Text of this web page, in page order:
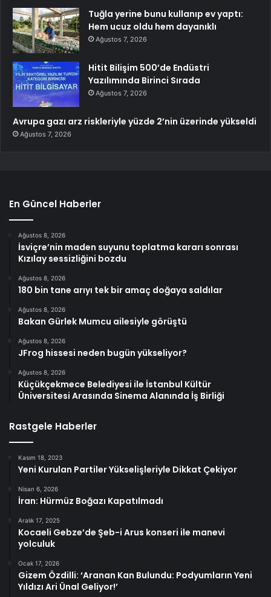
Tuğla yerine bunu kullanıp ev yaptı:
Hem ucuz oldu hem dayanıklı
Ağustos 7, 2026
Hitit Bilişim 500’de Endüstri
Yazılımında Birinci Sırada
Ağustos 7, 2026
Avrupa gazı arz riskleriyle yüzde 2’nin üzerinde yükseldi
Ağustos 7, 2026
En Güncel Haberler
Ağustos 8, 2026
İsviçre’nin maden suyunu toplatma kararı sonrası
Kızılay sessizliğini bozdu
Ağustos 8, 2026
180 bin tane arıyı tek bir amaç doğaya saldılar
Ağustos 8, 2026
Bakan Gürlek Mumcu ailesiyle görüştü
Ağustos 8, 2026
JFrog hissesi neden bugün yükseliyor?
Ağustos 8, 2026
Küçükçekmece Belediyesi ile İstanbul Kültür
Üniversitesi Arasında Sinema Alanında İş Birliği
Rastgele Haberler
Kasım 18, 2023
Yeni Kurulan Partiler Yükselişleriyle Dikkat Çekiyor
Nisan 6, 2026
İran: Hürmüz Boğazı Kapatılmadı
Aralık 17, 2025
Kocaeli Gebze’de Şeb-i Arus konseri ile manevi
yolculuk
Ocak 17, 2026
Gizem Özdilli: ‘Aranan Kan Bulundu: Podyumların Yeni
Yıldızı Ari Ünal Geliyor!’